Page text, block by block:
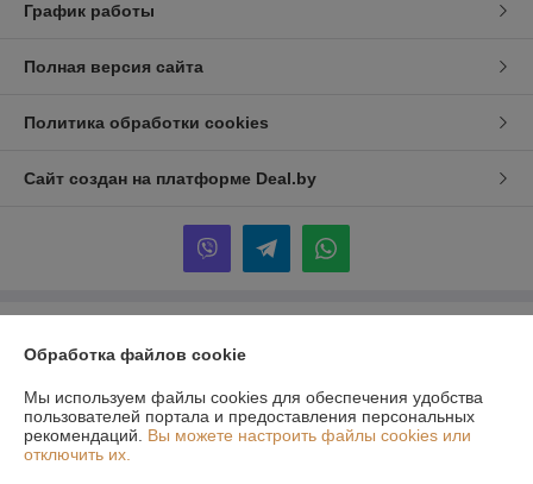
График работы
Полная версия сайта
Политика обработки cookies
Сайт создан на платформе Deal.by
Павлович
г. Минск, Богдановича 89-31
Регистрационный номер ЕГР: 190083448
Обработка файлов cookie
Мы используем файлы cookies для обеспечения удобства
пользователей портала и предоставления персональных
рекомендаций. Вы можете настроить файлы cookies или
отключить их.